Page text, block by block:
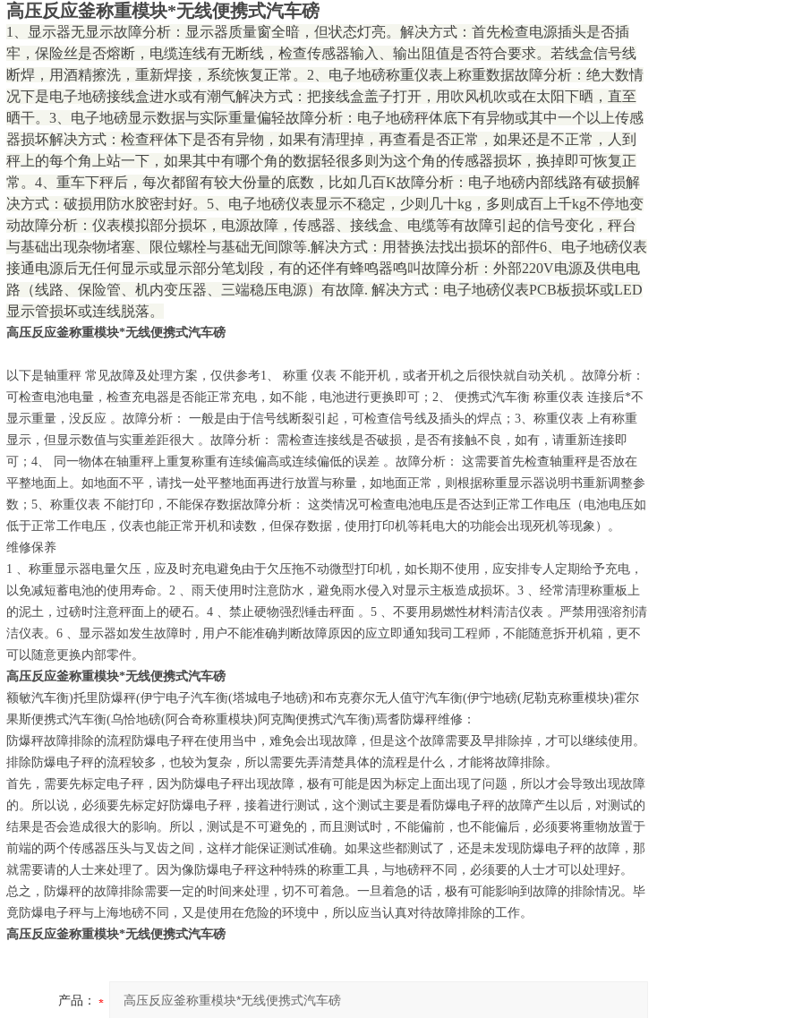
高压反应釜称重模块*无线便携式汽车磅
1、显示器无显示故障分析：显示器质量窗全暗，但状态灯亮。解决方式：首先检查电源插头是否插
牢，保险丝是否熔断，电缆连线有无断线，检查传感器输入、输出阻值是否符合要求。若线盒信号线
断焊，用酒精擦洗，重新焊接，系统恢复正常。2、电子地磅称重仪表上称重数据故障分析：绝大数情
况下是电子地磅接线盒进水或有潮气解决方式：把接线盒盖子打开，用吹风机吹或在太阳下晒，直至
晒干。3、电子地磅显示数据与实际重量偏轻故障分析：电子地磅秤体底下有异物或其中一个以上传感
器损坏解决方式：检查秤体下是否有异物，如果有清理掉，再查看是否正常，如果还是不正常，人到
秤上的每个角上站一下，如果其中有哪个角的数据轻很多则为这个角的传感器损坏，换掉即可恢复正
常。4、重车下秤后，每次都留有较大份量的底数，比如几百K故障分析：电子地磅内部线路有破损解
决方式：破损用防水胶密封好。5、电子地磅仪表显示不稳定，少则几十kg，多则成百上千kg不停地变
动故障分析：仪表模拟部分损坏，电源故障，传感器、接线盒、电缆等有故障引起的信号变化，秤台
与基础出现杂物堵塞、限位螺栓与基础无间隙等.解决方式：用替换法找出损坏的部件6、电子地磅仪表
接通电源后无任何显示或显示部分笔划段，有的还伴有蜂鸣器鸣叫故障分析：外部220V电源及供电电
路（线路、保险管、机内变压器、三端稳压电源）有故障. 解决方式：电子地磅仪表PCB板损坏或LED
显示管损坏或连线脱落。
高压反应釜称重模块*无线便携式汽车磅
以下是轴重秤 常见故障及处理方案，仅供参考1、 称重 仪表 不能开机，或者开机之后很快就自动关机 。故障分析：
可检查电池电量，检查充电器是否能正常充电，如不能，电池进行更换即可；2、 便携式汽车衡 称重仪表 连接后*不
显示重量，没反应 。故障分析： 一般是由于信号线断裂引起，可检查信号线及插头的焊点；3、称重仪表 上有称重
显示，但显示数值与实重差距很大 。故障分析： 需检查连接线是否破损，是否有接触不良，如有，请重新连接即
可；4、 同一物体在轴重秤上重复称重有连续偏高或连续偏低的误差 。故障分析： 这需要首先检查轴重秤是否放在
平整地面上。如地面不平，请找一处平整地面再进行放置与称量，如地面正常，则根据称重显示器说明书重新调整参
数；5、称重仪表 不能打印，不能保存数据故障分析： 这类情况可检查电池电压是否达到正常工作电压（电池电压如
低于正常工作电压，仪表也能正常开机和读数，但保存数据，使用打印机等耗电大的功能会出现死机等现象）。
维修保养
1 、称重显示器电量欠压，应及时充电避免由于欠压拖不动微型打印机，如长期不使用，应安排专人定期给予充电，
以免减短蓄电池的使用寿命。2 、雨天使用时注意防水，避免雨水侵入对显示主板造成损坏。3 、经常清理称重板上
的泥土，过磅时注意秤面上的硬石。4 、禁止硬物强烈锤击秤面 。5 、不要用易燃性材料清洁仪表 。严禁用强溶剂清
洁仪表。6 、显示器如发生故障时 , 用户不能准确判断故障原因的应立即通知我司工程师，不能随意拆开机箱，更不
可以随意更换内部零件。
高压反应釜称重模块*无线便携式汽车磅
额敏汽车衡)托里防爆秤(伊宁电子汽车衡(塔城电子地磅)和布克赛尔无人值守汽车衡(伊宁地磅(尼勒克称重模块)霍尔
果斯便携式汽车衡(乌恰地磅(阿合奇称重模块)阿克陶便携式汽车衡)焉耆防爆秤维修：
防爆秤故障排除的流程防爆电子秤在使用当中，难免会出现故障，但是这个故障需要及早排除掉，才可以继续使用。
排除防爆电子秤的流程较多，也较为复杂，所以需要先弄清楚具体的流程是什么，才能将故障排除。
首先，需要先标定电子秤，因为防爆电子秤出现故障，极有可能是因为标定上面出现了问题，所以才会导致出现故障
的。所以说，必须要先标定好防爆电子秤，接着进行测试，这个测试主要是看防爆电子秤的故障产生以后，对测试的
结果是否会造成很大的影响。所以，测试是不可避免的，而且测试时，不能偏前，也不能偏后，必须要将重物放置于
前端的两个传感器压头与叉齿之间，这样才能保证测试准确。如果这些都测试了，还是未发现防爆电子秤的故障，那
就需要请的人士来处理了。因为像防爆电子秤这种特殊的称重工具，与地磅秤不同，必须要的人士才可以处理好。
总之，防爆秤的故障排除需要一定的时间来处理，切不可着急。一旦着急的话，极有可能影响到故障的排除情况。毕
竟防爆电子秤与上海地磅不同，又是使用在危险的环境中，所以应当认真对待故障排除的工作。
高压反应釜称重模块*无线便携式汽车磅
产品：